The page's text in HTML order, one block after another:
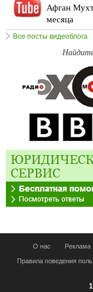
Афган
месяца
Все посты видеоблога
О нас Реклама
Правила поведения